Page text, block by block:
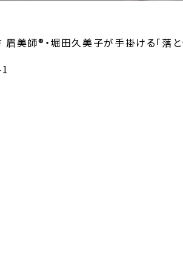
美師®・堀田久美子が手掛ける「落